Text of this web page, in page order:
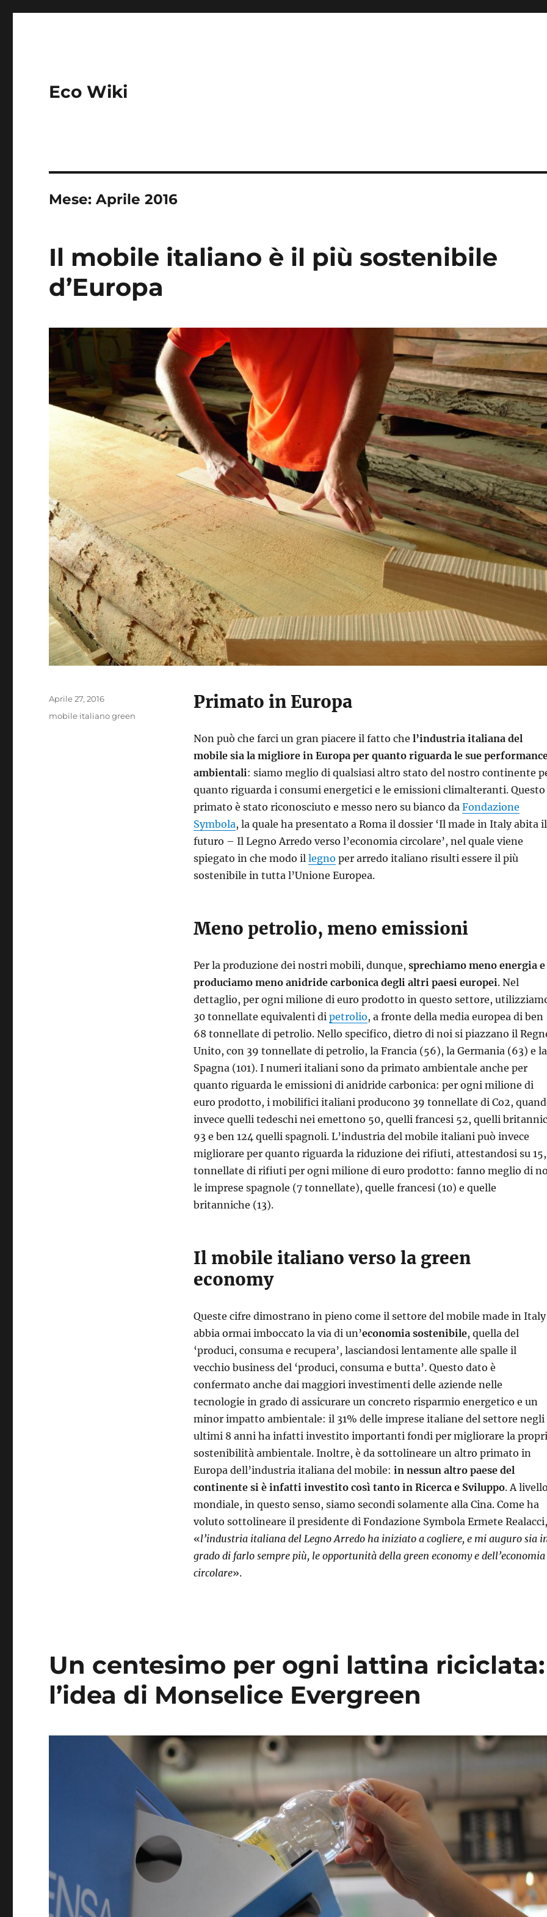
Eco Wiki
Mese:Aprile 2016
Il mobile italiano è il più sostenibile
d’Europa
Primato in Europa
Non può che farci un gran piacere il fatto che l’industria italiana del
mobile sia la migliore in Europa per quanto riguarda le sue
ambientali: siamo meglio di qualsiasi altro stato del nostro continente
quanto riguarda i consumi energetici e le emissioni climalteranti. Questo
primato è stato riconosciuto e messo nero su bianco da Fondazione
Symbola, la quale ha presentato a Roma il dossier ‘Il made in Italy abita il
futuro – Il Legno Arredo verso l’economia circolare’, nel quale viene
spiegato in che modo il legno per arredo italiano risulti essere il più
sostenibile in tutta l’Unione Europea.
Meno petrolio, meno emissioni
Per la produzione dei nostri mobili, dunque, sprechiamo meno energia e
produciamo meno anidride carbonica degli altri paesi europei. Nel
dettaglio, per ogni milione di euro prodotto in questo settore,
30 tonnellate equivalenti di petrolio, a fronte della media europea di ben
68 tonnellate di petrolio. Nello specifico, dietro di noi si piazzano il
Unito, con 39 tonnellate di petrolio, la Francia (56), la Germania (63) e la
Spagna (101). I numeri italiani sono da primato ambientale anche per
quanto riguarda le emissioni di anidride carbonica: per ogni milione di
euro prodotto, i mobilifici italiani producono 39 tonnellate di Co2,
invece quelli tedeschi nei emettono 50, quelli francesi 52, quelli
93 e ben 124 quelli spagnoli. L’industria del mobile italiani può invece
migliorare per quanto riguarda la riduzione dei rifiuti, attestandosi su
tonnellate di rifiuti per ogni milione di euro prodotto: fanno meglio di
le imprese spagnole (7 tonnellate), quelle francesi (10) e quelle
britanniche (13).
Il mobile italiano verso la green
economy
Queste cifre dimostrano in pieno come il settore del mobile made in Italy
abbia ormai imboccato la via di un’economia sostenibile, quella del
‘produci, consuma e recupera’, lasciandosi lentamente alle spalle il
vecchio business del ‘produci, consuma e butta’. Questo dato è
confermato anche dai maggiori investimenti delle aziende nelle
tecnologie in grado di assicurare un concreto risparmio energetico e un
minor impatto ambientale: il 31% delle imprese italiane del settore negli
ultimi 8 anni ha infatti investito importanti fondi per migliorare la
sostenibilità ambientale. Inoltre, è da sottolineare un altro primato in
Europa dell’industria italiana del mobile: in nessun altro paese del
continente si è infatti investito così tanto in Ricerca e Sviluppo. A livello
mondiale, in questo senso, siamo secondi solamente alla Cina. Come ha
voluto sottolineare il presidente di Fondazione Symbola Ermete Realacci,
«l’industria italiana del Legno Arredo ha iniziato a cogliere, e mi auguro sia
grado di farlo sempre più, le opportunità della green economy e dell’economia
circolare».
Pubblicato
Aprile 27, 2016
Tag
mobile italiano green
Un centesimo per ogni lattina riciclata:
l’idea di Monselice Evergreen